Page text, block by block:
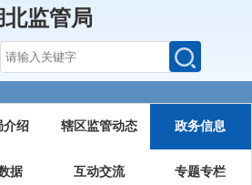
北监管局
介绍 辖区监管动态 政务信息
据 互动交流 专题专栏